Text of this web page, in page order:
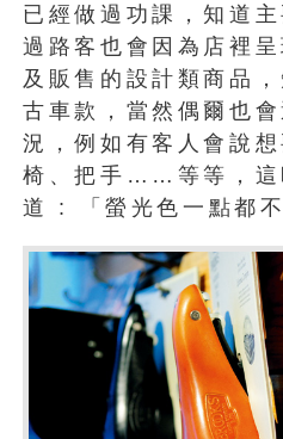
已經做過功課，知道
過路客也會因為店裡
及販售的設計類商品
古車款，當然偶爾也
況，例如有客人會說
椅、把手……等等，這
道 : 「螢光色一點都